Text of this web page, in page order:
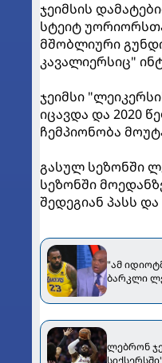
ჯეიმსის
სტეიტ
მშობლიური
კავალიერსიც"
ჯეიმსი
იცავდა და 2020
ჩემპიონობა
გასულ სეზონში
სეზონში
შედეგიან პასს
"ამ
ბარკლი
ლებრონ